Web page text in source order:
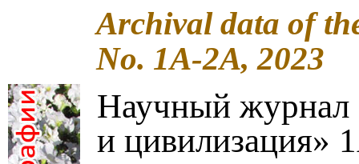
Archival data of
No. 1A-2A, 2023
Научный журнал
и цивилизация»